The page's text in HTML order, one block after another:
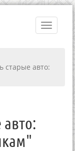
Toggle
старые авто: